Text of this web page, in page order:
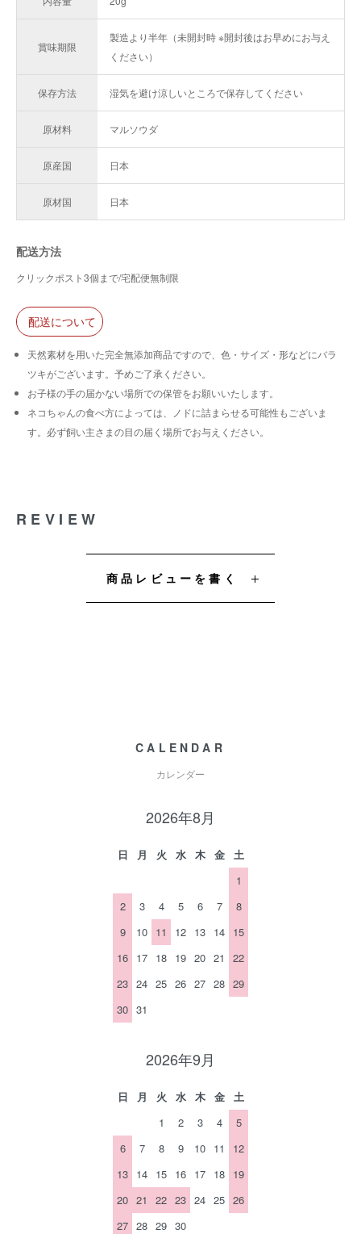
賞味期限
製造より半年（未開封時 ※開封後はお早めにお与え
ください）
保存方法 湿気を避け涼しいところで保存してください
原材料 マルソウダ
原産国 日本
原材国 日本
配送方法
クリックポスト3個まで/宅配便無制限
配送について
天然素材を用いた完全無添加商品ですので、色・サイズ・形などにバラ
ツキがございます。予めご了承ください。
お子様の手の届かない場所での保管をお願いいたします。
ネコちゃんの食べ方によっては、ノドに詰まらせる可能性もございま
す。必ず飼い主さまの目の届く場所でお与えください。
REVIEW
商品レビューを書く
CALENDAR
カレンダー
2026年8月
日 月 火 水 木 金
土
1
2
3 4 5 6 7
8
9
10 11 12 13 14 15
16 17 18 19 20 21
22
23 24 25 26 27 28 29
30 31
2026年9月
日 月 火 水 木 金
土
1
2 3 4
5
6
7 8 9 10 11
12
13 14 15 16 17 18 19
20 21 22 23 24 25 26
27 28 29 30